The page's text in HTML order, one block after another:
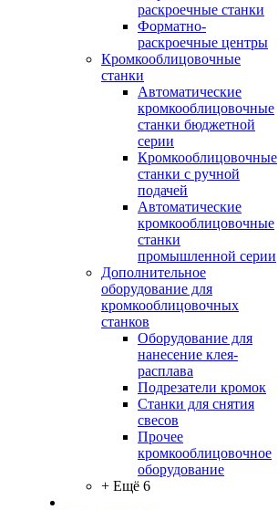
раскроечные станки
Форматно-
раскроечные центры
Кромкооблицовочные
станки
Автоматические
кромкооблицовочные
станки бюджетной
серии
Кромкооблицовочные
станки с ручной
подачей
Автоматические
кромкооблицовочные
станки
промышленной серии
Дополнительное
оборудование для
кромкооблицовочных
станков
Оборудование для
нанесение клея-
расплава
Подрезатели кромок
Станки для снятия
свесов
Прочее
кромкооблицовочное
оборудование
+ Ещё 6